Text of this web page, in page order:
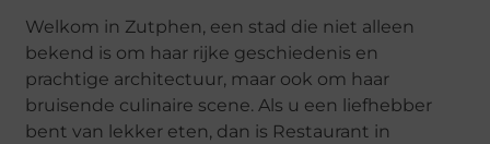
Welkom in Zutphen, een stad die niet alleen
bekend is om haar rijke geschiedenis en
prachtige architectuur, maar ook om haar
bruisende culinaire scene. Als u een liefhebber
bent van lekker eten, dan is Restaurant in